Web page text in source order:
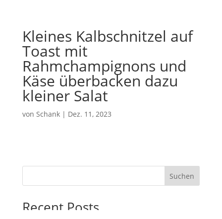
Kleines Kalbschnitzel auf
Toast mit
Rahmchampignons und
Käse überbacken dazu
kleiner Salat
von Schank| Dez. 11, 2023
Suchen
Recent Posts